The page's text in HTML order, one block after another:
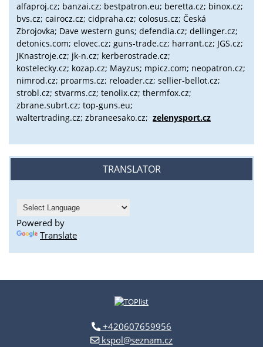
alfaproj.cz; banzai.cz; bestpatron.eu; beretta.cz; binox.cz;
bvs.cz; cairocz.cz; cidpraha.cz; colosus.cz; Česká
Zbrojovka; Dave western guns; defendia.cz; dellinger.cz;
detonics.com; elovec.cz; guns-trade.cz; harrant.cz; JGS.cz;
JKnastroje.cz; jk-n.cz; kerberostrade.cz;
kostelecky.cz; kozap.cz; Mayzus; mpicz.com; neopatron.cz;
nimrod.cz; proarms.cz; reloader.cz; sellier-bellot.cz;
strobl.cz; stvarms.cz; tenolix.cz; thermfox.cz;
zbrane.subrt.cz; top-guns.eu;
waltertrading.cz; zbraneesako.cz; zelenysport.cz
TRANSLATOR
Powered by
Translate
+420607659956
kspol@seznam.cz